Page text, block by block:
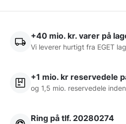
+40 mio. kr. varer på
Vi leverer hurtigt fra EGET
+1 mio. kr reservedele
og 1,5 mio. reservedele
Ring på tlf. 20280274